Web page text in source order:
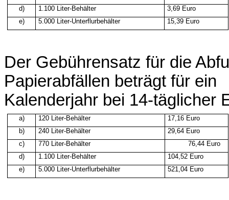
d)
1.100 Liter-Behälter 3,69 Euro
e)
5.000 Liter-Unterflurbehälter 15,39 Euro
Der Gebührensatz für die
Papierabfällen beträgt für ein
Kalenderjahr bei 14-täglicher
a) 120 Liter-Behälter 17,16 Euro
b)
240 Liter-Behälter 29,64 Euro
c)
770 Liter-Behälter 76,44 Euro
d)
1.100 Liter-Behälter 104,52 Euro
e)
5.000 Liter-Unterflurbehälter 521,04 Euro